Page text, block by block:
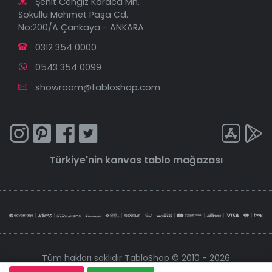
Sokullu Mehmet Paşa Cd.
No:200/A Çankaya - ANKARA
0312 354 0000
0543 354 0099
showroom@tabloshop.com
Türkiye'nin kanvas tablo mağazası
Tüm hakları saklıdır TabloShop © 2010 - 2026